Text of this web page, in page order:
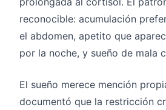
reconocible: acumulación
el abdomen, apetito que
por la noche, y sueño de mala
El sueño merece mención
documentó que la restricción